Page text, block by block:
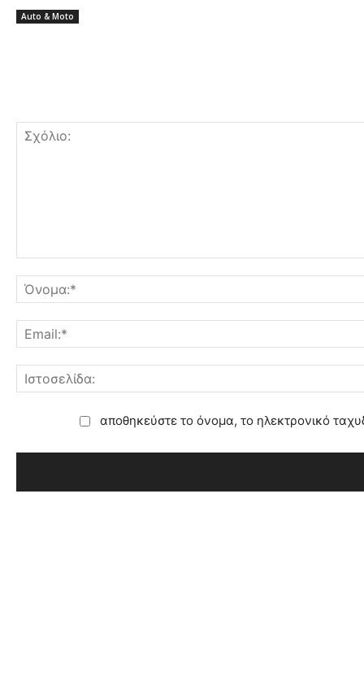
Auto & Moto
αποθηκεύστε το όνομα, το ηλεκτρονικό